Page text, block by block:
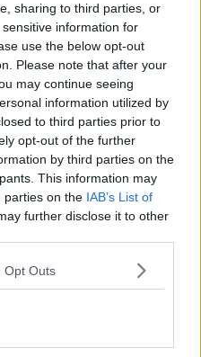
sharing to third parties, or
information for
use the below opt-out
Please note that after your
may continue seeing
information utilized by
to third parties prior to
opt-out of the further
by third parties on the
This information may
parties on the IAB’s List of
further disclose it to other
Opt Outs
in una pista di
società Pattinaggio di
biciclette con Uips, mentre il
i bambini.
di disegno e pittura
del liceo artistico Leon
indirizzo grafico ed un
Prendi l’arte e mettila
archeologico, ci saranno
con la Parchi Val di Cornia.
letture per bambini e
dedicarsi alla pesca con
della vela.
di musica presso la
bambine della città di